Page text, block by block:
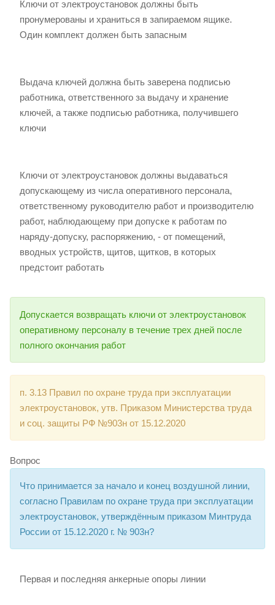
Ключи от электроустановок должны быть
пронумерованы и храниться в запираемом ящике.
Один комплект должен быть запасным
Выдача ключей должна быть заверена подписью
работника, ответственного за выдачу и хранение
ключей, а также подписью работника, получившего
ключи
Ключи от электроустановок должны выдаваться
допускающему из числа оперативного персонала,
ответственному руководителю работ и производителю
работ, наблюдающему при допуске к работам по
наряду-допуску, распоряжению, - от помещений,
вводных устройств, щитов, щитков, в которых
предстоит работать
Допускается возвращать ключи от электроустановок
оперативному персоналу в течение трех дней после
полного окончания работ
п. 3.13 Правил по охране труда при эксплуатации
электроустановок, утв. Приказом Министерства труда
и соц. защиты РФ №903н от 15.12.2020
Вопрос
Что принимается за начало и конец воздушной линии,
согласно Правилам по охране труда при эксплуатации
электроустановок, утверждённым приказом Минтруда
России от 15.12.2020 г. № 903н?
Первая и последняя анкерные опоры линии